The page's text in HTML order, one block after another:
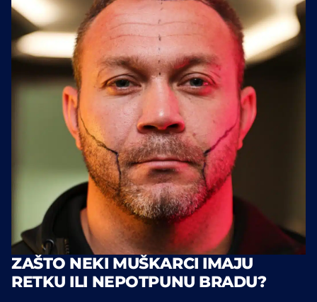
ZAŠTO NEKI MUŠKARCI IMAJU
RETKU ILI NEPOTPUNU BRADU?